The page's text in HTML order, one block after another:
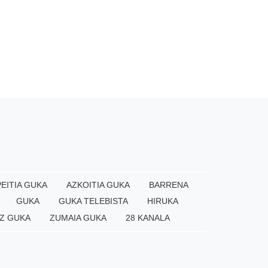
GUKA AZKOITIA GUKA
BARRENA
GUKA GUKA TELEBISTA
HIRUKA
GUKA ZUMAIA GUKA 28 KANALA